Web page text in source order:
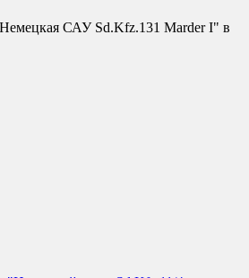
САУ Sd.Kfz.131 Marder I" в